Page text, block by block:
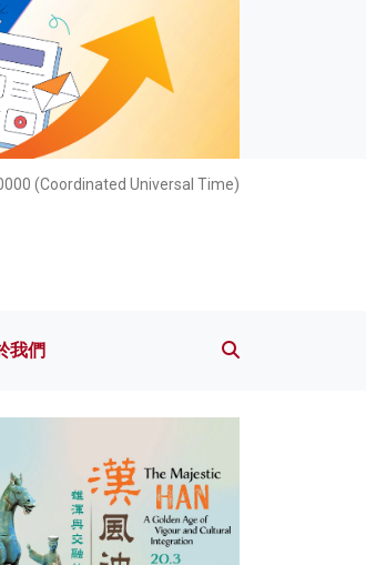
(Coordinated Universal Time)
關於我們
我們